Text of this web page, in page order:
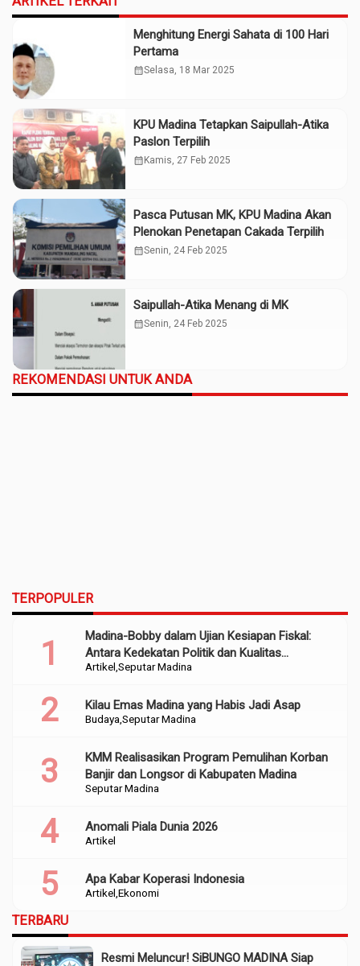
Menghitung Energi Sahata di 100 Hari
Pertama
calendar_monthSelasa, 18 Mar 2025
KPU Madina Tetapkan Saipullah-Atika
Paslon Terpilih
calendar_month Kamis, 27 Feb 2025
Pasca Putusan MK, KPU Madina Akan
Plenokan Penetapan Cakada Terpilih
calendar_monthSenin, 24 Feb 2025
Saipullah-Atika Menang di MK
calendar_monthSenin, 24 Feb 2025
REKOMENDASI UNTUK ANDA
TERPOPULER
Artikel Seputar Madina
Madina-Bobby dalam Ujian Kesiapan Fiskal:
Antara Kedekatan Politik dan Kualitas
Perencanaan
Budaya Seputar Madina
Kilau Emas Madina yang Habis Jadi Asap
Seputar Madina
KMM Realisasikan Program Pemulihan Korban
Banjir dan Longsor di Kabupaten Madina
Artikel
Anomali Piala Dunia 2026
Artikel Ekonomi
Apa Kabar Koperasi Indonesia
TERBARU
Resmi Meluncur! SiBUNGO MADINA Siap